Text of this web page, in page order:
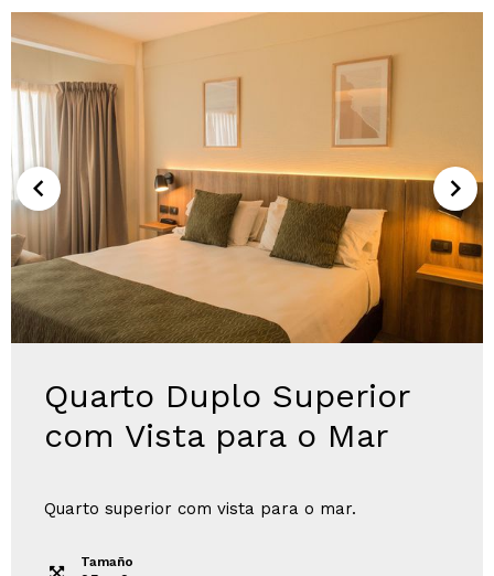
Quarto Duplo Superior
com Vista para o Mar
Quarto superior com vista para o mar.
Tamaño